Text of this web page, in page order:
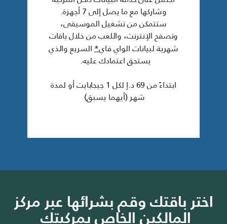
وشاركها مع ما يصل إلى 7 أجهزة.
ستتمكن من تشغيل الموسيقى،
وتصفح الإنترنت، واللعب من خلال باقات
شهرية لبيانات الواي فاي*السريع والذي
يستحق اعتمادك عليه.
ابتداءً من 69 د.إ لكل 1 جيجابايت أو لمدة
شهر (أيهما يسبق)
اختر باقتك وقم بشرائها عبر مركز
المالكين الخاص بمركبتك